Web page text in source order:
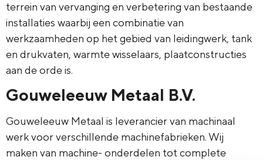
terrein van vervanging en verbetering van bestaande
installaties waarbij een combinatie van
werkzaamheden op het gebied van leidingwerk, tank
en drukvaten, warmte wisselaars, plaatconstructies
aan de orde is.
Gouweleeuw Metaal B.V.
Gouweleeuw Metaal is leverancier van machinaal
werk voor verschillende machinefabrieken. Wij
maken van machine- onderdelen tot complete